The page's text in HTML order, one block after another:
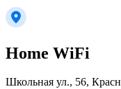
Home WiFi
Школьная ул., 56,